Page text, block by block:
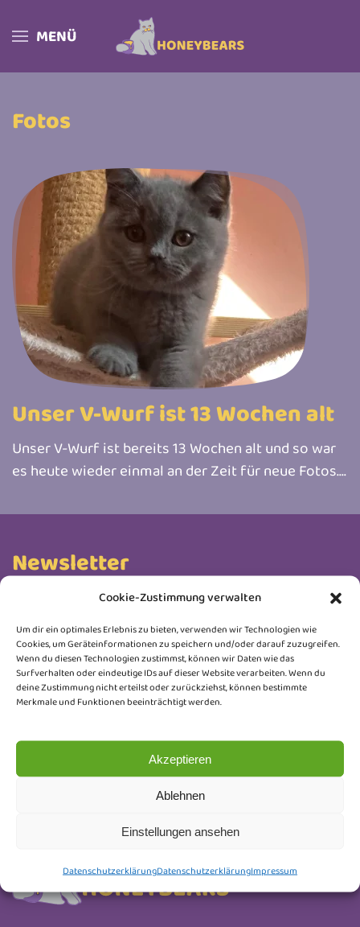
Cookie-Zustimmung verwalten
Um dir ein optimales Erlebnis zu bieten, verwenden wir Technologien wie
Cookies, um Geräteinformationen zu speichern und/oder darauf zuzugreifen.
Wenn du diesen Technologien zustimmst, können wir Daten wie das
Surfverhalten oder eindeutige IDs auf dieser Website verarbeiten. Wenn du
deine Zustimmung nicht erteilst oder zurückziehst, können bestimmte
Merkmale und Funktionen beeinträchtigt werden.
Akzeptieren
Ablehnen
Einstellungen ansehen
DatenschutzerklärungDatenschutzerklärungImpressum
Skip to main content
MENÜ
Fotos
Unser V-Wurf ist 13 Wochen alt
Unser V-Wurf ist bereits 13 Wochen alt und so war
es heute wieder einmal an der Zeit für neue Fotos....
Newsletter
Trag dich ein und erhalte Neuigkeiten rund um
unsere Honeybears, Wurfankündigungen, Kitten-
Updates und kleine Einblicke hinter die Kulissen.
Keine Werbung, nur liebevoll ausgesuchte Infos.
Abmelden kannst du dich jederzeit.
Newsletter Anmeldung